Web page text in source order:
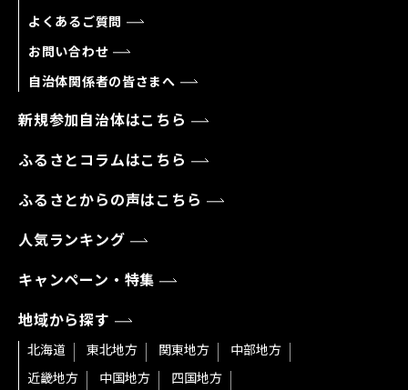
よくあるご質問
お問い合わせ
自治体関係者の皆さまへ
新規参加自治体はこちら
ふるさとコラムはこちら
ふるさとからの声はこちら
人気ランキング
キャンペーン・特集
地域から探す
北海道 東北地方 関東地方
中部地方
近畿地方
中国地方
四国地方